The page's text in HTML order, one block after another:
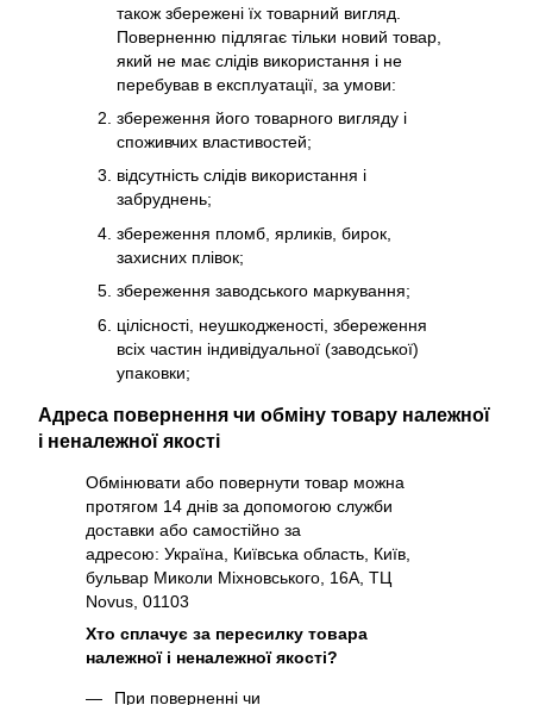
також збережені їх товарний вигляд.
Поверненню підлягає тільки новий товар,
який не має слідів використання і не
перебував в експлуатації, за умови:
збереження його товарного вигляду і
споживчих властивостей;
відсутність слідів використання і
забруднень;
збереження пломб, ярликів, бирок,
захисних плівок;
збереження заводського маркування;
цілісності, неушкодженості, збереження
всіх частин індивідуальної (заводської)
упаковки;
Адреса повернення чи обміну товару належної
і неналежної якості
Обмінювати або повернути товар можна
протягом 14 днів за допомогою служби
доставки або самостійно за
адресою: Україна, Київська область, Київ,
бульвар Миколи Міхновського, 16А, ТЦ
Novus, 01103
Хто сплачує за пересилку товара
належної і неналежної якості?
При поверненні чи